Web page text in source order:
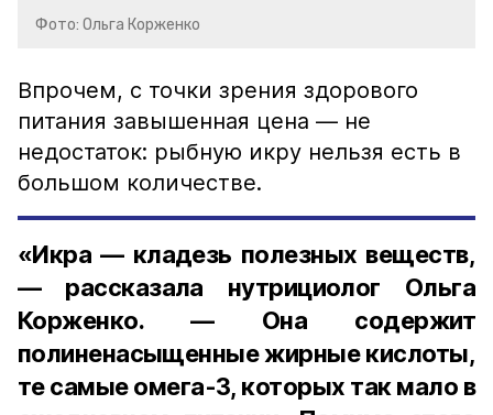
Фото: Ольга Корженко
Впрочем, с точки зрения здорового
питания завышенная цена — не
недостаток: рыбную икру нельзя есть в
большом количестве.
«Икра — кладезь полезных веществ,
— рассказала нутрициолог Ольга
Корженко. — Она содержит
полиненасыщенные жирные кислоты,
те самые омега-3, которых так мало в